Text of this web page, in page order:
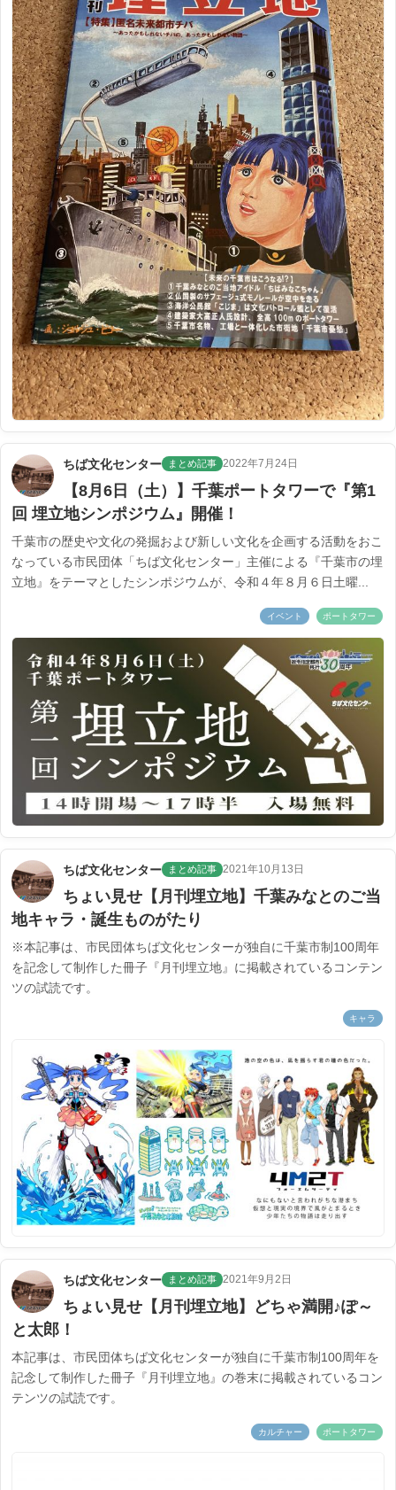
ちば文化センター まとめ記事 2022年7月24日
【8月6日（土）】千葉ポートタワーで『第1
回 埋立地シンポジウム』開催！
千葉市の歴史や文化の発掘および新しい文化を企画する活動をおこ
なっている市民団体「ちば文化センター」主催による『千葉市の埋
立地』をテーマとしたシンポジウムが、令和４年８月６日土曜...
イベント ポートタワー
ちば文化センター まとめ記事 2021年10月13日
ちょい見せ【月刊埋立地】千葉みなとのご当
地キャラ・誕生ものがたり
※本記事は、市民団体ちば文化センターが独自に千葉市制100周年
を記念して制作した冊子『月刊埋立地』に掲載されているコンテン
ツの試読です。
キャラ
ちば文化センター まとめ記事 2021年9月2日
ちょい見せ【月刊埋立地】どちゃ満開♪ぽ～
と太郎！
本記事は、市民団体ちば文化センターが独自に千葉市制100周年を
記念して制作した冊子『月刊埋立地』の巻末に掲載されているコン
テンツの試読です。
カルチャー ポートタワー